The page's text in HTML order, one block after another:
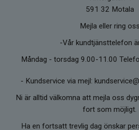
591 32 Motala
Mejla eller ring oss
-Vår kundtjänsttelefon
Måndag - torsdag 9.00-11.00
- Kundservice via mejl:
Ni är alltid välkomna att mejla oss
fort som möjligt.
Ha en fortsatt trevlig dag önskar